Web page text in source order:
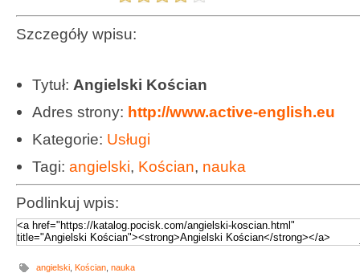
Szczegóły wpisu:
Tytuł: Angielski Kościan
Adres strony: http://www.active-english.eu
Kategorie: Usługi
Tagi: angielski, Kościan, nauka
Podlinkuj wpis:
angielski Kościan nauka